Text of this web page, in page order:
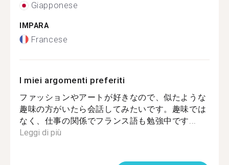
Giapponese
IMPARA
Francese
I miei argomenti preferiti
ファッションやアートが好きなので、似たような
趣味の方がいたら会話してみたいです。趣味では
なく、仕事の関係でフランス語も勉強中です...
Leggi di più